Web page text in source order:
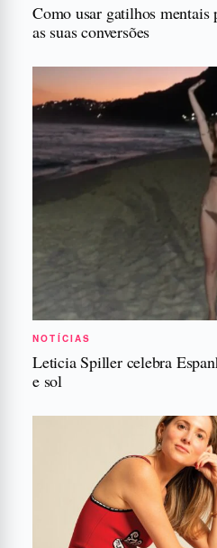
Como usar gatilhos mentais
as suas conversões
NOTÍCIAS
Leticia Spiller celebra
e sol